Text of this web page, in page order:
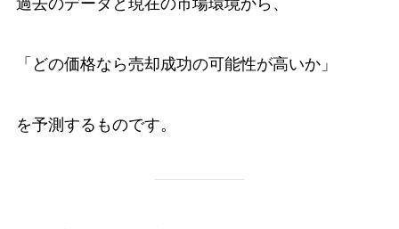
過去のデータと現在の市場環境から、
「どの価格なら売却成功の可能性が高いか」
を予測するものです。